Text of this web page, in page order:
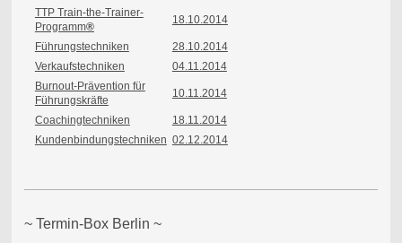
TTP Train-the-Trainer-
Programm®
18.10.2014
Führungstechniken
28.10.2014
Verkaufstechniken
04.11.2014
Burnout-Prävention für
Führungskräfte
10.11.2014
Coachingtechniken
18.11.2014
Kundenbindungstechniken 02.12.2014
~ Termin-Box Berlin ~